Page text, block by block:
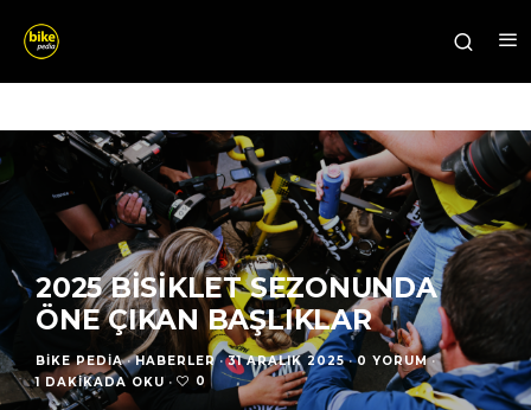
2025 BISIKLET SEZONUNDA
ÖNE ÇIKAN BAŞLIKLAR
BIKE PEDIA · HABERLER · 31 ARALIK 2025 · 0 YORUM ·
1 DAKIKADA OKU · 0